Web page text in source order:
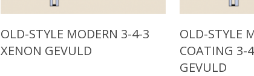
OLD-STYLE MODERN 3-4-3
XENON GEVULD
OLD-STYLE
COATING 3-
GEVULD